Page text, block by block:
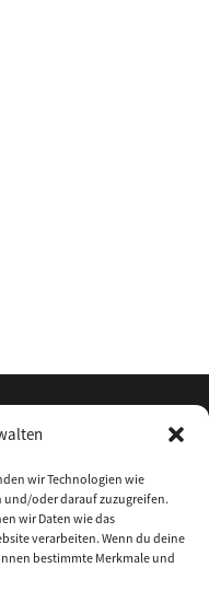
wir Technologien wie
und/oder darauf zuzugreifen.
wir Daten wie das
verarbeiten. Wenn du deine
bestimmte Merkmale und